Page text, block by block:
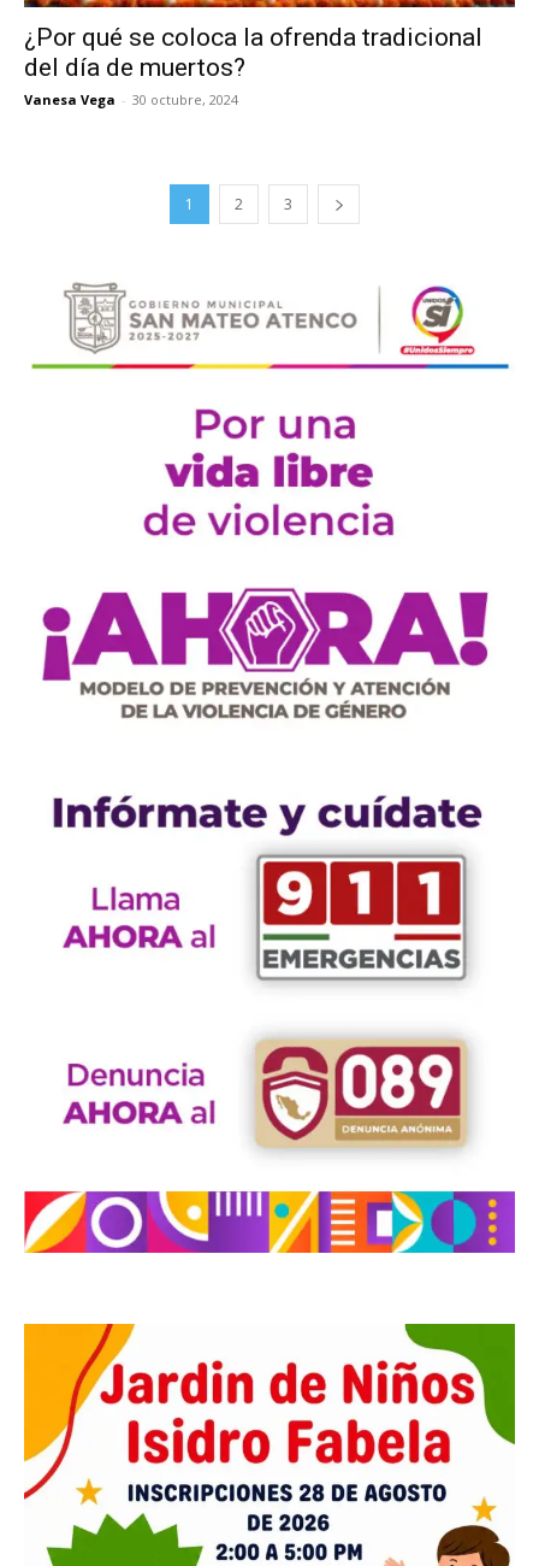
¿Por qué se coloca la ofrenda tradicional
del día de muertos?
Vanesa Vega - 30 octubre, 2024
1 2 3